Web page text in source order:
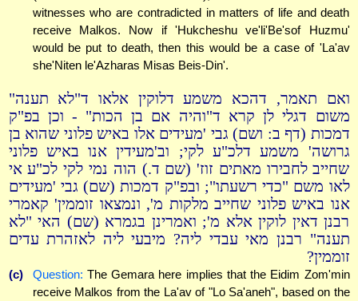
witnesses who are contradicted in matters of life and death
receive Malkos. Now if 'Hukcheshu ve'li'Be'sof Huzmu'
would be put to death, then this would be a case of 'La'av
she'Niten le'Azharas Misas Beis-Din'.
ואם תאמר, דהכא משמע דלוקין אלאו ד"לא תענה"
משום דגלי לן קרא ד"והיה אם בן הכות" - וכן בפ"ק
דמכות (דף ב: ושם) גבי 'מעידים אלו באיש פלוני שהוא בן
גרושה' משמע דלכ"ע לקי; וב'מעידין אנו באיש פלוני
שחייב לחבירו מאתים זוז' (שם ד.) הוה נמי לקי לכ"ע אי
לאו משם "כדי רשעתו"; ובפ"ק דמכות (שם) גבי 'מעידים
אנו באיש פלוני שחייב מלקות מ', ונמצאו זוממין' קאמרי
רבנן דאין לוקין אלא מ'; ואמרינן בגמרא (שם) האי "לא
תענה" רבנן מאי עבדי ליה? מיבעי ליה לאזהרת עדים
זוממין?
(c) Question: The Gemara here implies that the Eidim Zom'min
receive Malkos from the La'av of "Lo Sa'aneh", based on the